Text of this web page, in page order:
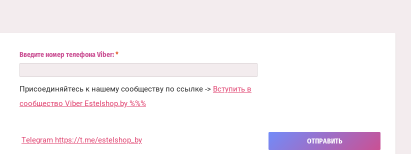
Введите номер телефона Viber: *
Присоединяйтесь к нашему сообществу по ссылке -> Вступить в
сообщество Viber Estelshop.by %%%
Telegram https://t.me/estelshop_by ОТПРАВИТЬ